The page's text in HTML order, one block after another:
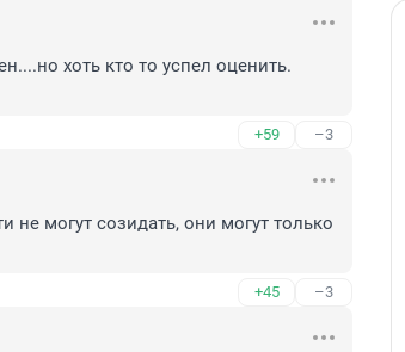
хоть кто то успел оценить.
+59 –3
могут созидать, они могут только
+45 –3